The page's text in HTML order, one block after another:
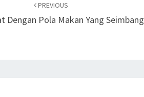
PREVIOUS
Dengan Pola Makan Yang Seimbang